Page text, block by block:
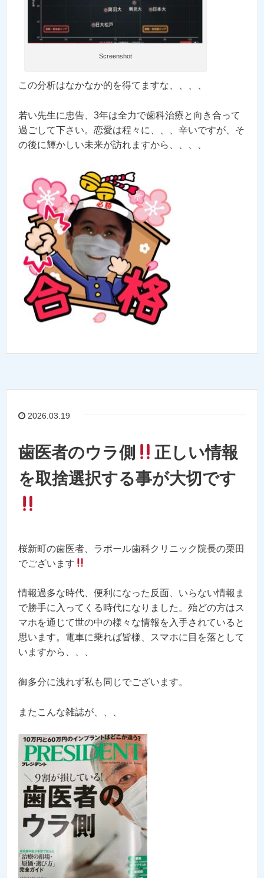
Screenshot
この分析はなかなか的を得てますな、、、、
若い先生に忠告、3年は全力で歯科治療と向き合って
過ごして下さい。恋愛は程々に、、、辛いですが、そ
の後に輝かしい未来が訪れますから、、、、
2026.03.19
歯医者のウラ側
正しい情報
を取捨選択する事が大切です
桜新町の歯医者、ラポール歯科クリニック院長の栗田
でございます
情報過多な時代、便利になった反面、いらない情報ま
で勝手に入ってくる時代になりました。殆どの方はス
マホを通じて世の中の様々な情報を入手されていると
思います。電車に乗れば皆様、スマホに目を落として
いますから、、、
御多分に洩れず私も同じでございます。
またこんな雑誌が、、、